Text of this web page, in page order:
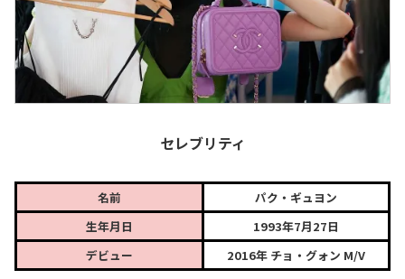
セレブリティ
名前
パク・ギュヨン
生年月日
1993年7月27日
デビュー
2016年 チョ・グォン M/V